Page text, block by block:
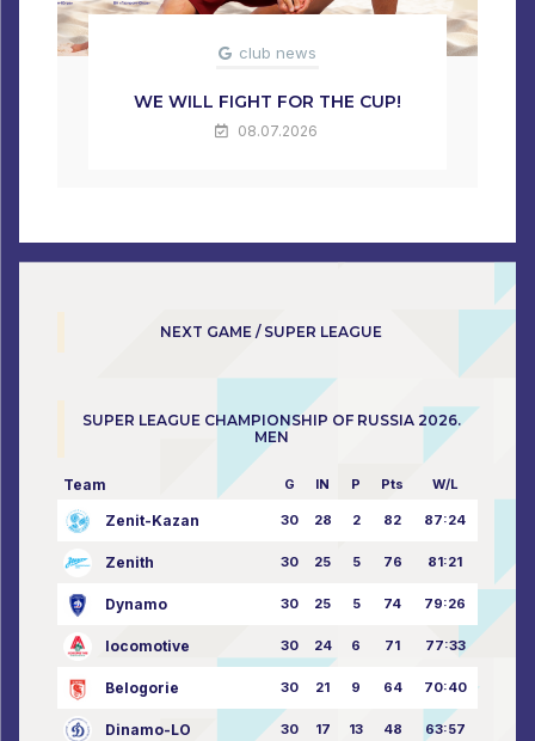
club news
WE WILL FIGHT FOR THE CUP!
08.07.2026
NEXT GAME / SUPER LEAGUE
SUPER LEAGUE CHAMPIONSHIP OF RUSSIA 2026.
MEN
Team G IN P Pts W/L
Zenit-Kazan 30 28 2 82 87:24
Zenith 30 25 5 76 81:21
Dynamo 30 25 5 74 79:26
locomotive 30 24 6 71 77:33
Belogorie 30 21 9 64 70:40
Dinamo-LO 30 17 13 48 63:57